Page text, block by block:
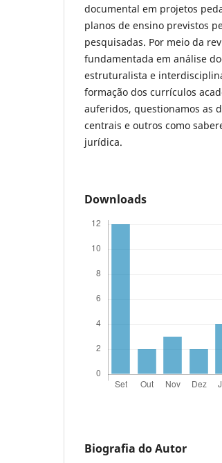
documental em projetos
planos de ensino previstos
pesquisadas. Por meio da
fundamentada em análise
estruturalista e
formação dos currículos
auferidos, questionamos as
centrais e outros como
jurídica.
Downloads
Biografia do Autor